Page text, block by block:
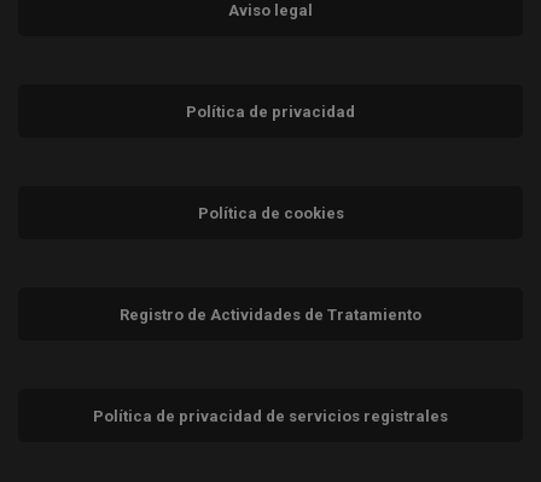
Aviso legal
Política de privacidad
Política de cookies
Registro de Actividades de Tratamiento
Política de privacidad de servicios registrales